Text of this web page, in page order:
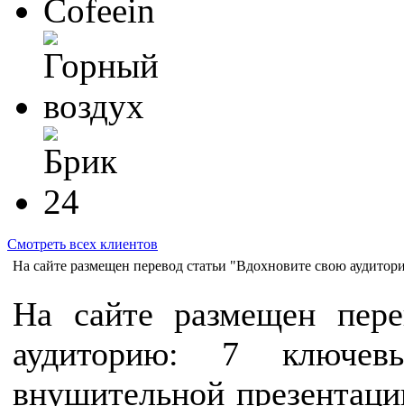
Смотреть всех клиентов
На сайте размещен перевод статьи "Вдохновите свою
На сайте размещен
аудиторию: 7
внушительной